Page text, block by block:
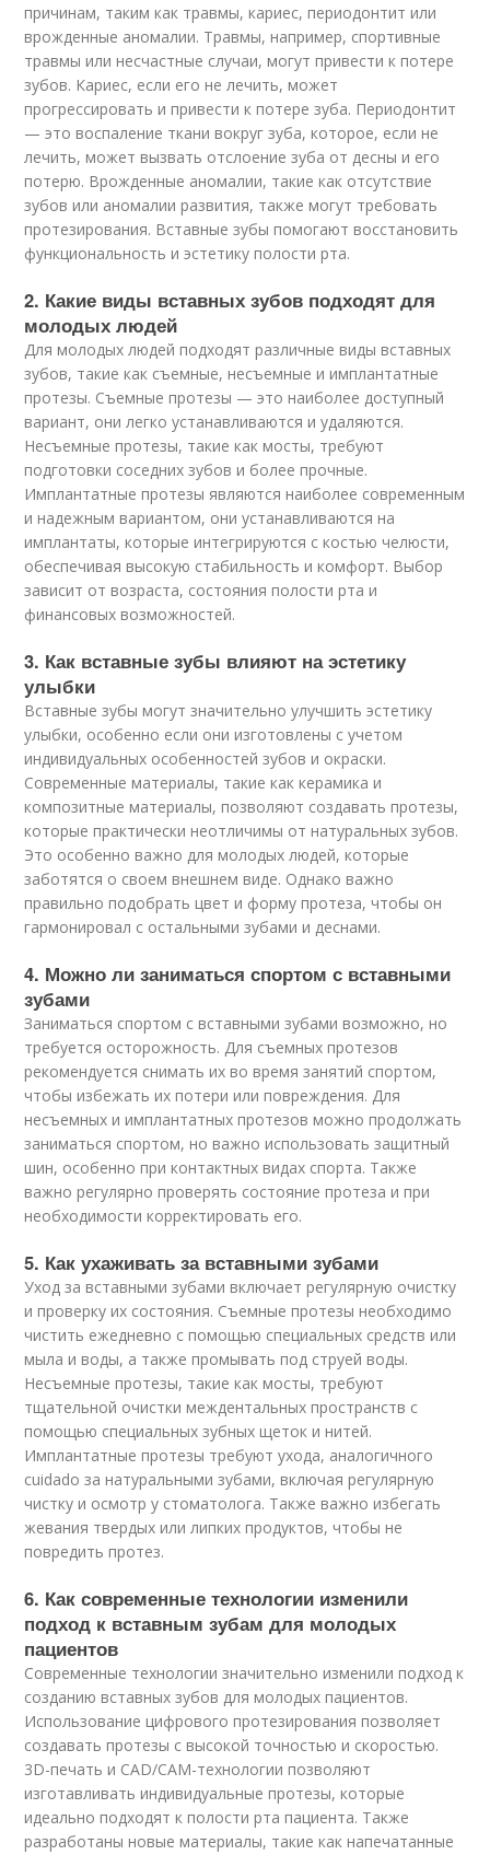
причинам, таким как травмы, кариес, периодонтит или
врожденные аномалии. Травмы, например, спортивные
травмы или несчастные случаи, могут привести к потере
зубов. Кариес, если его не лечить, может
прогрессировать и привести к потере зуба. Периодонтит
— это воспаление ткани вокруг зуба, которое, если не
лечить, может вызвать отслоение зуба от десны и его
потерю. Врожденные аномалии, такие как отсутствие
зубов или аномалии развития, также могут требовать
протезирования. Вставные зубы помогают восстановить
функциональность и эстетику полости рта.
2. Какие виды вставных зубов подходят для
молодых людей
Для молодых людей подходят различные виды вставных
зубов, такие как съемные, несъемные и имплантатные
протезы. Съемные протезы — это наиболее доступный
вариант, они легко устанавливаются и удаляются.
Несъемные протезы, такие как мосты, требуют
подготовки соседних зубов и более прочные.
Имплантатные протезы являются наиболее современным
и надежным вариантом, они устанавливаются на
имплантаты, которые интегрируются с костью челюсти,
обеспечивая высокую стабильность и комфорт. Выбор
зависит от возраста, состояния полости рта и
финансовых возможностей.
3. Как вставные зубы влияют на эстетику
улыбки
Вставные зубы могут значительно улучшить эстетику
улыбки, особенно если они изготовлены с учетом
индивидуальных особенностей зубов и окраски.
Современные материалы, такие как керамика и
композитные материалы, позволяют создавать протезы,
которые практически неотличимы от натуральных зубов.
Это особенно важно для молодых людей, которые
заботятся о своем внешнем виде. Однако важно
правильно подобрать цвет и форму протеза, чтобы он
гармонировал с остальными зубами и деснами.
4. Можно ли заниматься спортом с вставными
зубами
Заниматься спортом с вставными зубами возможно, но
требуется осторожность. Для съемных протезов
рекомендуется снимать их во время занятий спортом,
чтобы избежать их потери или повреждения. Для
несъемных и имплантатных протезов можно продолжать
заниматься спортом, но важно использовать защитный
шин, особенно при контактных видах спорта. Также
важно регулярно проверять состояние протеза и при
необходимости корректировать его.
5. Как ухаживать за вставными зубами
Уход за вставными зубами включает регулярную очистку
и проверку их состояния. Съемные протезы необходимо
чистить ежедневно с помощью специальных средств или
мыла и воды, а также промывать под струей воды.
Несъемные протезы, такие как мосты, требуют
тщательной очистки междентальных пространств с
помощью специальных зубных щеток и нитей.
Имплантатные протезы требуют ухода, аналогичного
cuidado за натуральными зубами, включая регулярную
чистку и осмотр у стоматолога. Также важно избегать
жевания твердых или липких продуктов, чтобы не
повредить протез.
6. Как современные технологии изменили
подход к вставным зубам для молодых
пациентов
Современные технологии значительно изменили подход к
созданию вставных зубов для молодых пациентов.
Использование цифрового протезирования позволяет
создавать протезы с высокой точностью и скоростью.
3D-печать и CAD/CAM-технологии позволяют
изготавливать индивидуальные протезы, которые
идеально подходят к полости рта пациента. Также
разработаны новые материалы, такие как напечатанные